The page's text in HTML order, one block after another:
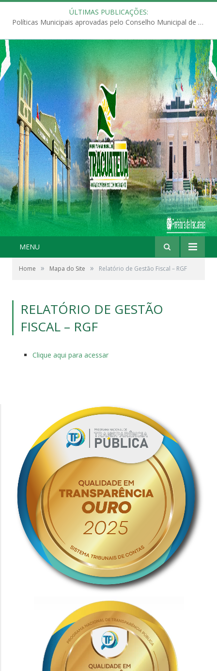
ÚLTIMAS PUBLICAÇÕES:
Políticas Municipais aprovadas pelo Conselho Municipal de Educação (CME)
MENU
Home » Mapa do Site » Relatório de Gestão Fiscal – RGF
RELATÓRIO DE GESTÃO
FISCAL – RGF
Clique aqui para acessar